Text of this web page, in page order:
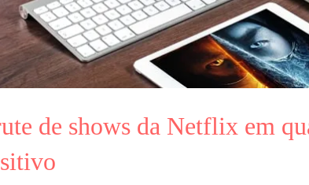
de shows da Netflix em